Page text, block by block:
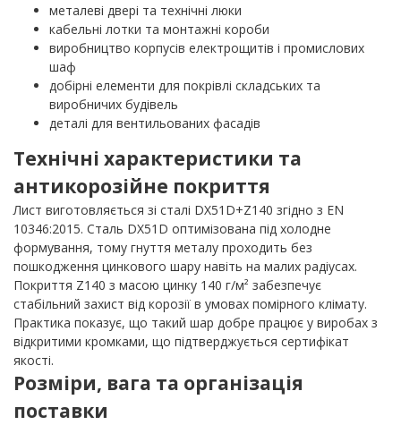
металеві двері та технічні люки
кабельні лотки та монтажні короби
виробництво корпусів електрощитів і промислових
шаф
добірні елементи для покрівлі складських та
виробничих будівель
деталі для вентильованих фасадів
Технічні характеристики та
антикорозійне покриття
Лист виготовляється зі сталі DX51D+Z140 згідно з EN
10346:2015. Сталь DX51D оптимізована під холодне
формування, тому гнуття металу проходить без
пошкодження цинкового шару навіть на малих радіусах.
Покриття Z140 з масою цинку 140 г/м² забезпечує
стабільний захист від корозії в умовах помірного клімату.
Практика показує, що такий шар добре працює у виробах з
відкритими кромками, що підтверджується сертифікат
якості.
Розміри, вага та організація
поставки